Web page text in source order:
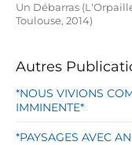
Un Débarras
Toulouse, 2014)
Autres
*NOUS VIVIONS
IMMINENTE*
*PAYSAGES AVEC